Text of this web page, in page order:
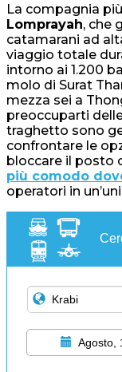
La compagnia
Lomprayah, che
catamarani ad
viaggio totale
intorno ai 1.200
molo di Surat
mezza sei a
preoccuparti
traghetto sono
confrontare le
bloccare il posto
più comodo
operatori in
Agosto,